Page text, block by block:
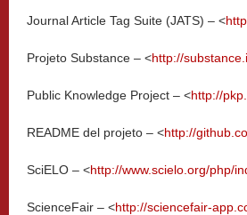
Journal Article Tag Suite (JATS) – <
Projeto Substance – <http://
Public Knowledge Project – <http://
README del projeto – <http://
SciELO – <http://www.scielo.org/php/
ScienceFair – <http://sciencefair-